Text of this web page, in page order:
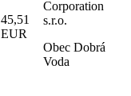
45,51
EUR
Corporation
s.r.o.
Obec Dobrá
Voda